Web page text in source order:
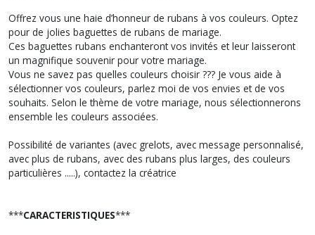
Offrez vous une haie d’honneur de rubans à vos couleurs. Optez
pour de jolies baguettes de rubans de mariage.
Ces baguettes rubans enchanteront vos invités et leur laisseront
un magnifique souvenir pour votre mariage.
Vous ne savez pas quelles couleurs choisir ??? Je vous aide à
sélectionner vos couleurs, parlez moi de vos envies et de vos
souhaits. Selon le thème de votre mariage, nous sélectionnerons
ensemble les couleurs associées.
Possibilité de variantes (avec grelots, avec message personnalisé,
avec plus de rubans, avec des rubans plus larges, des couleurs
particulières .....), contactez la créatrice
***CARACTERISTIQUES***